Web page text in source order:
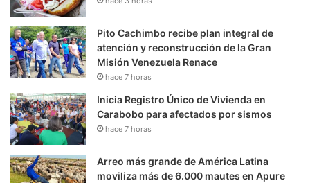
Pito Cachimbo recibe plan integral de
atención y reconstrucción de la Gran
Misión Venezuela Renace
hace 7 horas
Inicia Registro Único de Vivienda en
Carabobo para afectados por sismos
hace 7 horas
Arreo más grande de América Latina
moviliza más de 6.000 mautes en Apure